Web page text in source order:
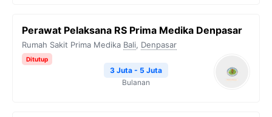
Perawat Pelaksana RS Prima Medika Denpasar
Rumah Sakit Prima Medika Bali, Denpasar
Ditutup
3 Juta - 5 Juta
Bulanan